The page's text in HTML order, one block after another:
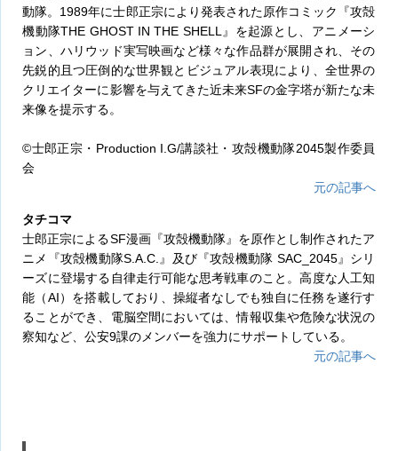
動隊。1989年に士郎正宗により発表された原作コミック『攻殻
機動隊THE GHOST IN THE SHELL』を起源とし、アニメーシ
ョン、ハリウッド実写映画など様々な作品群が展開され、その
先鋭的且つ圧倒的な世界観とビジュアル表現により、全世界の
クリエイターに影響を与えてきた近未来SFの金字塔が新たな未
来像を提示する。
©士郎正宗・Production I.G/講談社・攻殻機動隊2045製作委員
会
元の記事へ
タチコマ
士郎正宗によるSF漫画『攻殻機動隊』を原作とし制作されたア
ニメ『攻殻機動隊S.A.C.』及び『攻殻機動隊 SAC_2045』シリ
ーズに登場する自律走行可能な思考戦車のこと。高度な人工知
能（AI）を搭載しており、操縦者なしでも独自に任務を遂行す
ることができ、電脳空間においては、情報収集や危険な状況の
察知など、公安9課のメンバーを強力にサポートしている。
元の記事へ